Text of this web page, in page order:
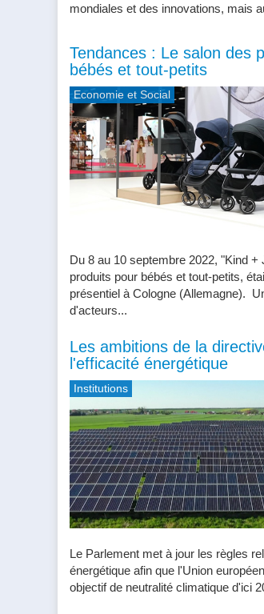
mondiales et des innovations, mais
Tendances : Le salon des
bébés et tout-petits
Economie et Social
Du 8 au 10 septembre 2022, "Kind +
produits pour bébés et tout-petits,
présentiel à Cologne (Allemagne).
d'acteurs...
Les ambitions de la
l'efficacité énergétique
Institutions
Le Parlement met à jour les règles
énergétique afin que l'Union
objectif de neutralité climatique d'ici